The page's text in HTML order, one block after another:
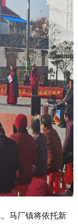
马厂镇将依托新